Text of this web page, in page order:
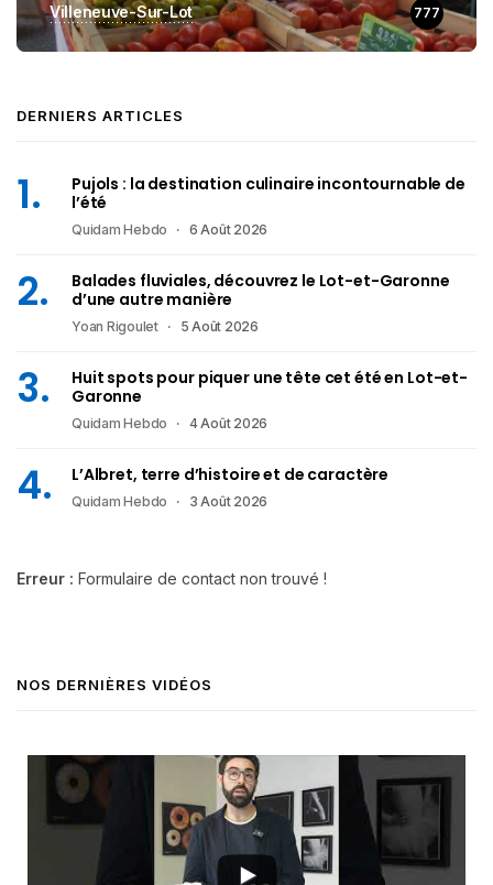
Villeneuve-Sur-Lot 777
DERNIERS ARTICLES
Pujols : la destination culinaire incontournable de
l’été
Quidam Hebdo 6 Août 2026
Balades fluviales, découvrez le Lot-et-Garonne
d’une autre manière
Yoan Rigoulet 5 Août 2026
Huit spots pour piquer une tête cet été en Lot-et-
Garonne
Quidam Hebdo 4 Août 2026
L’Albret, terre d’histoire et de caractère
Quidam Hebdo 3 Août 2026
Erreur : Formulaire de contact non trouvé !
NOS DERNIÈRES VIDÉOS